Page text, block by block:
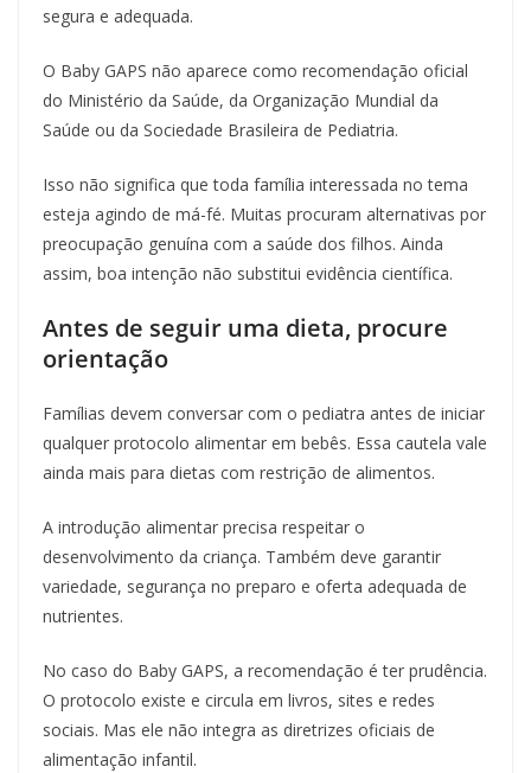
segura e adequada.
O Baby GAPS não aparece como recomendação oficial
do Ministério da Saúde, da Organização Mundial da
Saúde ou da Sociedade Brasileira de Pediatria.
Isso não significa que toda família interessada no tema
esteja agindo de má-fé. Muitas procuram alternativas por
preocupação genuína com a saúde dos filhos. Ainda
assim, boa intenção não substitui evidência científica.
Antes de seguir uma dieta, procure
orientação
Famílias devem conversar com o pediatra antes de iniciar
qualquer protocolo alimentar em bebês. Essa cautela vale
ainda mais para dietas com restrição de alimentos.
A introdução alimentar precisa respeitar o
desenvolvimento da criança. Também deve garantir
variedade, segurança no preparo e oferta adequada de
nutrientes.
No caso do Baby GAPS, a recomendação é ter prudência.
O protocolo existe e circula em livros, sites e redes
sociais. Mas ele não integra as diretrizes oficiais de
alimentação infantil.